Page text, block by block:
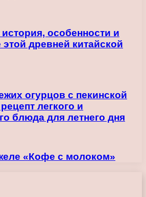
особенности и
древней китайской
огурцов с пекинской
легкого и
блюда для летнего дня
«Кофе с молоком»